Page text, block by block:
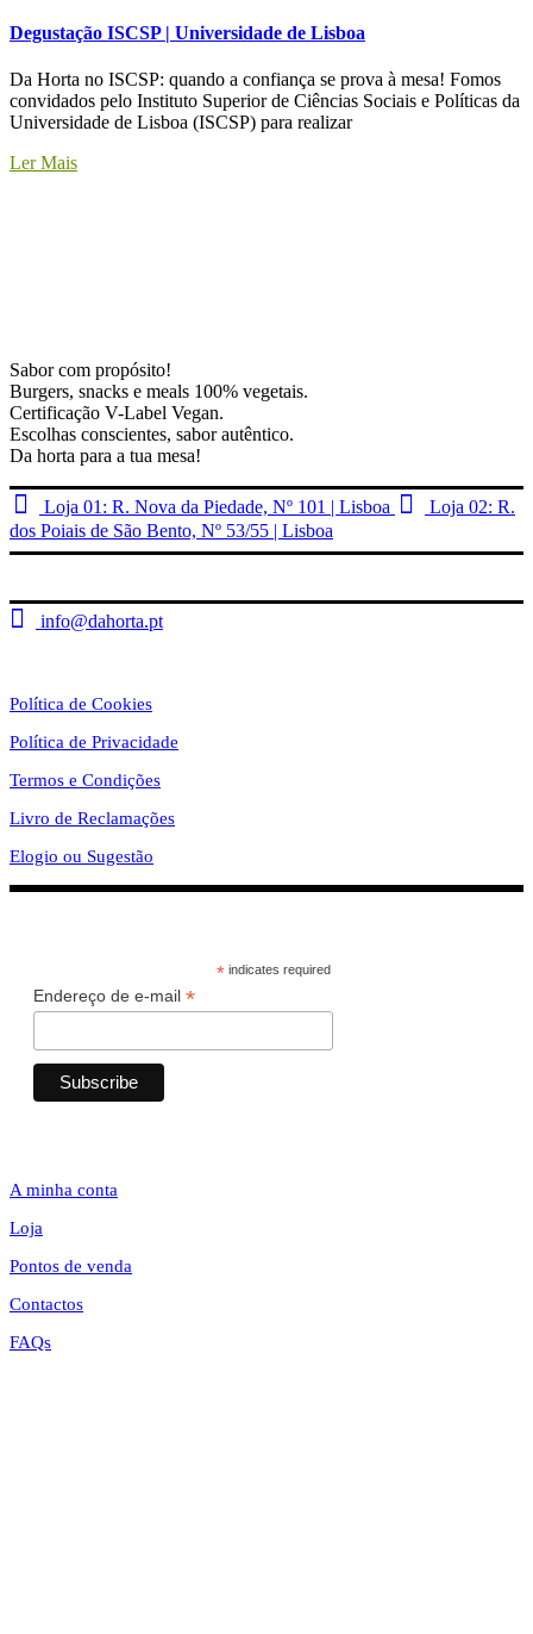
Degustação ISCSP | Universidade de Lisboa
Da Horta no ISCSP: quando a confiança se prova à mesa! Fomos
convidados pelo Instituto Superior de Ciências Sociais e Políticas da
Universidade de Lisboa (ISCSP) para realizar
Ler Mais
Sabor com propósito!
Burgers, snacks e meals 100% vegetais.
Certificação V-Label Vegan.
Escolhas conscientes, sabor autêntico.
Da horta para a tua mesa!
Loja 01: R. Nova da Piedade, Nº 101 | Lisboa
Loja 02: R.
dos Poiais de São Bento, Nº 53/55 | Lisboa
info@dahorta.pt
Política de Cookies
Política de Privacidade
Termos e Condições
Livro de Reclamações
Elogio ou Sugestão
*indicates required
Endereço de e-mail *
A minha conta
Loja
Pontos de venda
Contactos
FAQs